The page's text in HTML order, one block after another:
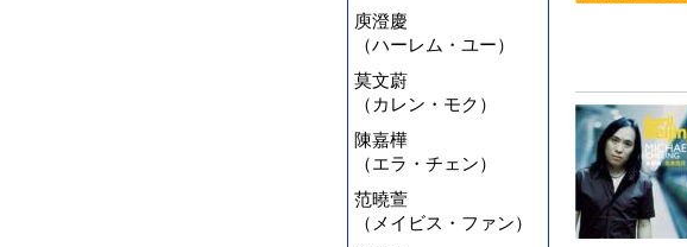
庾澄慶
（ハーレム・ユー）
莫文蔚
（カレン・モク）
陳嘉樺
（エラ・チェン）
范曉萱
（メイビス・ファン）